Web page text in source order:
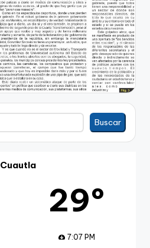
Buscar
Cuautla
29º
7:07 PM